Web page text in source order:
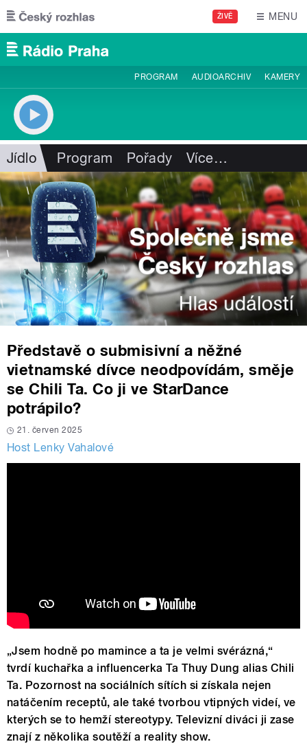
Přejít k hlavnímu obsahu
ŽIVĚ MENU
PROGRAM AUDIOARCHIV KAMERY
Jídlo Program Pořady Více…
Představě o submisivní a něžné
vietnamské dívce neodpovídám, směje
se Chili Ta. Co ji ve StarDance
potrápilo?
21. červen 2025
Host Lenky Vahalové
„Jsem hodně po mamince a ta je velmi svérázná,“
tvrdí kuchařka a influencerka Ta Thuy Dung alias Chili
Ta. Pozornost na sociálních sítích si získala nejen
natáčením receptů, ale také tvorbou vtipných videí, ve
kterých se to hemží stereotypy. Televizní diváci ji zase
znají z několika soutěží a reality show.